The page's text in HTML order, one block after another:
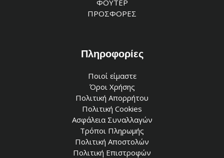
ΦΟΥΤΕΡ
ΠΡΟΣΦΟΡΕΣ
Πληροφορίες
Ποιοί είμαστε
Όροι Χρήσης
Πολιτική Απορρήτου
Πολιτική Cookies
Ασφάλεια Συναλλαγών
Τρόποι Πληρωμής
Πολιτική Αποστολών
Πολιτική Επιστροφών